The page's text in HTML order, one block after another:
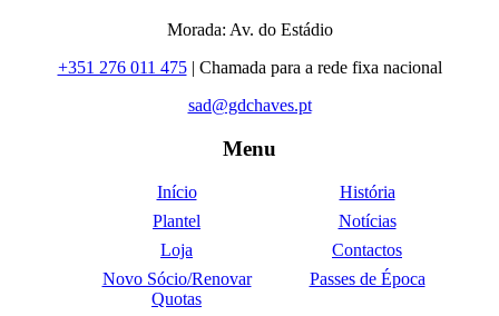
Morada: Av. do Estádio
+351 276 011 475| Chamada para a rede fixa nacional
sad@gdchaves.pt
Menu
Início
História
Plantel
Notícias
Loja
Contactos
Novo Sócio/Renovar
Quotas
Passes de Época